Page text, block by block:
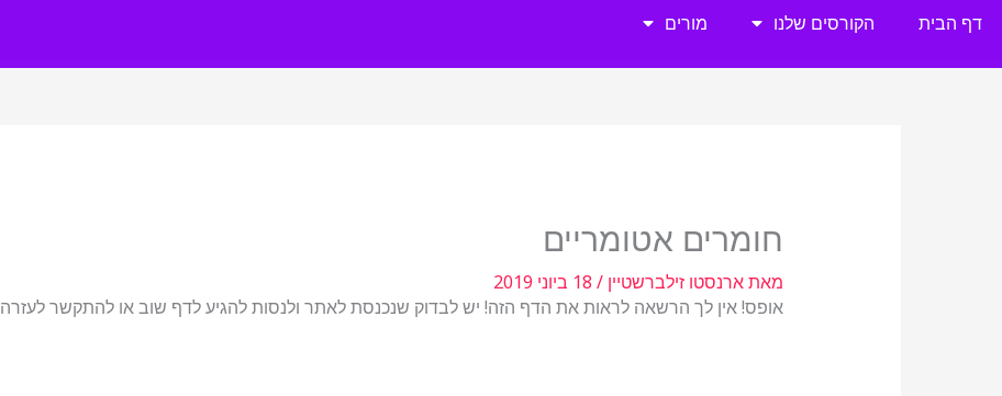
לתוכן
דף הבית הקורסים שלנו מורים
חומרים אטומריים
מאתארנסטו זילברשטיין / 18 ביוני 2019
אופס! אין לך הרשאה לראות את הדף הזה! יש לבדוק שנכנסת לאתר ולנסות להגיע לדף שוב או להתקשר לעזרה 052-8747201